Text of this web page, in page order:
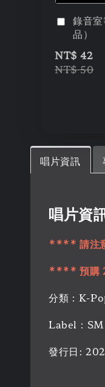
錄音
品）
NT$ 42
NT$ 50
唱片資訊
唱片資
**** 請注
**** 預購
分類：K-
Label：
發行日: